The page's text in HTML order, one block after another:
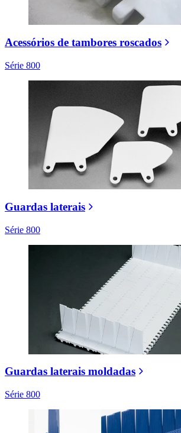
Acessórios de tambores roscados
Série 800
Guardas laterais
Série 800
Guardas laterais moldadas
Série 800